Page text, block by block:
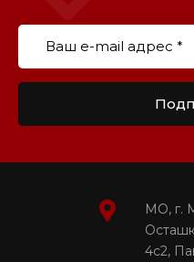
МО, г.
4с2,